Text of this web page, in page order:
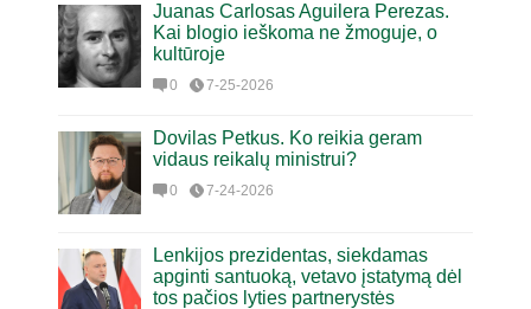
Juanas Carlosas Aguilera Perezas.
Kai blogio ieškoma ne žmoguje, o
kultūroje
0 7-25-2026
Dovilas Petkus. Ko reikia geram
vidaus reikalų ministrui?
0 7-24-2026
Lenkijos prezidentas, siekdamas
apginti santuoką, vetavo įstatymą dėl
tos pačios lyties partnerystės